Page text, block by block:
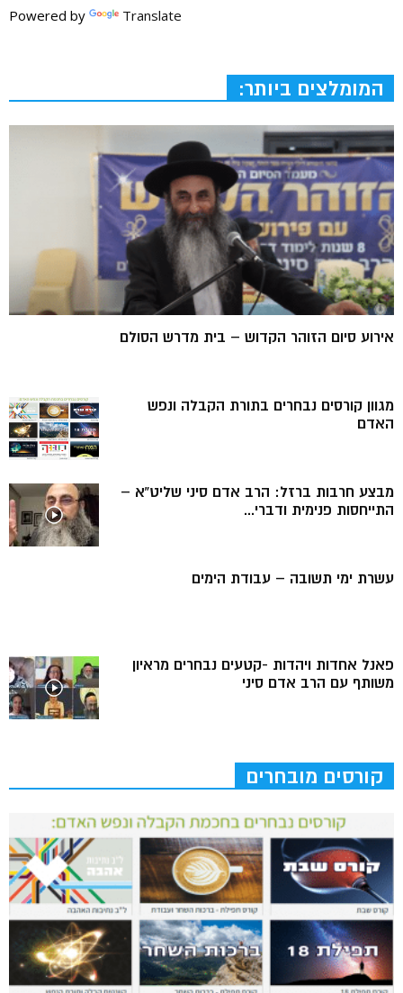
Powered by Translate
המומלצים ביותר:
אירוע סיום הזוהר הקדוש – בית מדרש הסולם
מגוון קורסים נבחרים בתורת הקבלה ונפש
האדם
מבצע חרבות ברזל: הרב אדם סיני שליט”א –
התייחסות פנימית ודברי...
עשרת ימי תשובה – עבודת הימים
פאנל אחדות ויהדות -קטעים נבחרים מראיון
משותף עם הרב אדם סיני
קורסים מובחרים